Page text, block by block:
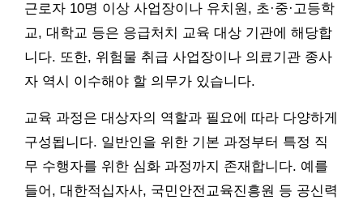
근로자 10명 이상 사업장이나 유치원, 초·중·고등학
교, 대학교 등은 응급처치 교육 대상 기관에 해당합
니다. 또한, 위험물 취급 사업장이나 의료기관 종사
자 역시 이수해야 할 의무가 있습니다.
교육 과정은 대상자의 역할과 필요에 따라 다양하게
구성됩니다. 일반인을 위한 기본 과정부터 특정 직
무 수행자를 위한 심화 과정까지 존재합니다. 예를
들어, 대한적십자사, 국민안전교육진흥원 등 공신력